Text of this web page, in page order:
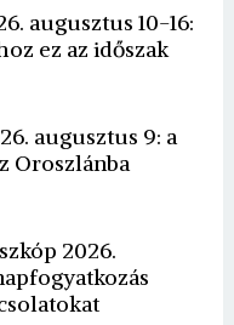
augusztus 10-16:
ez az időszak
augusztus 9: a
Oroszlánba
2026.